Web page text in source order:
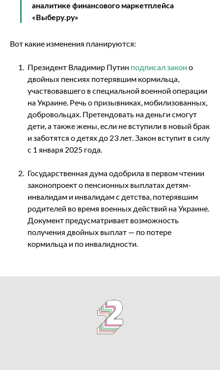
аналитике финансового маркетплейса
«Выберу.ру»
Вот какие изменения планируются:
Президент Владимир Путин подписал закон о
двойных пенсиях потерявшим кормильца,
участвовавшего в специальной военной операции
на Украине. Речь о призывниках, мобилизованных,
добровольцах. Претендовать на деньги смогут
дети, а также жены, если не вступили в новый брак
и заботятся о детях до 23 лет. Закон вступит в силу
с 1 января 2025 года.
Государственная дума одобрила в первом чтении
законопроект о пенсионных выплатах детям-
инвалидам и инвалидам с детства, потерявшим
родителей во время военных действий на Украине.
Документ предусматривает возможность
получения двойных выплат — по потере
кормильца и по инвалидности.